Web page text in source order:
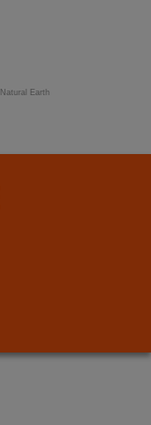
Natural Earth